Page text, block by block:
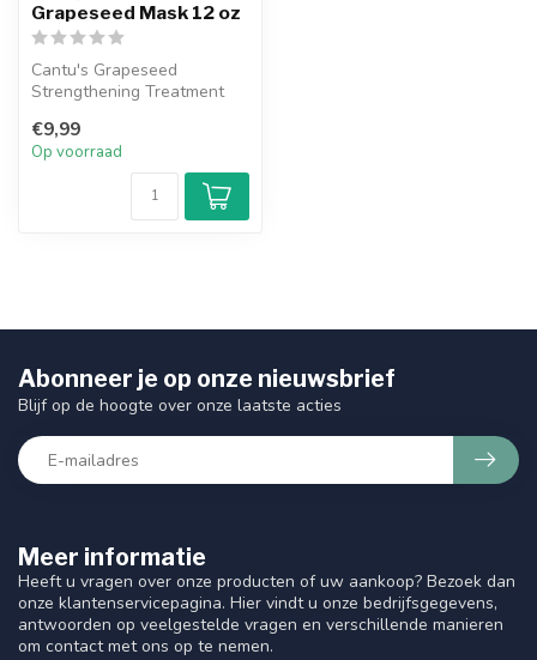
Grapeseed Mask 12 oz
Cantu's Grapeseed
Strengthening Treatment
de haarscha...
€9,99
Op voorraad
Meer informatie
Heeft u vragen over onze producten of uw aankoop? Bezoek dan
onze klantenservicepagina. Hier vindt u onze bedrijfsgegevens,
antwoorden op veelgestelde vragen en verschillende manieren
om contact met ons op te nemen.
Abonneer je op onze nieuwsbrief
Blijf op de hoogte over onze laatste acties